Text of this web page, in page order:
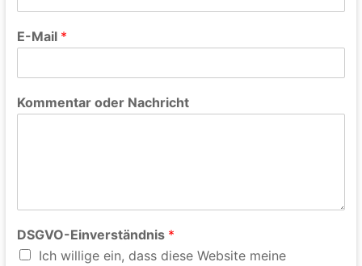
E-Mail *
Kommentar oder Nachricht
DSGVO-Einverständnis *
Ich willige ein, dass diese Website meine